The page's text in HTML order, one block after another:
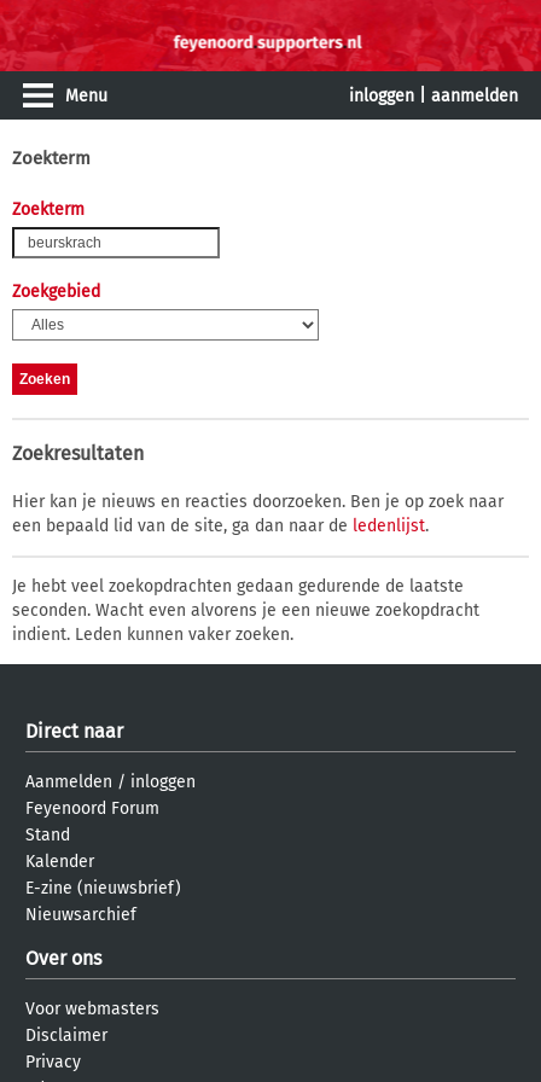
Menu inloggen aanmelden
Zoekterm
Zoekterm
Zoekgebied
Zoekresultaten
Hier kan je nieuws en reacties doorzoeken. Ben je op zoek naar
een bepaald lid van de site, ga dan naar de ledenlijst.
Je hebt veel zoekopdrachten gedaan gedurende de laatste
seconden. Wacht even alvorens je een nieuwe zoekopdracht
indient. Leden kunnen vaker zoeken.
Direct naar
Aanmelden / inloggen
Feyenoord Forum
Stand
Kalender
E-zine (nieuwsbrief)
Nieuwsarchief
Over ons
Voor webmasters
Disclaimer
Privacy